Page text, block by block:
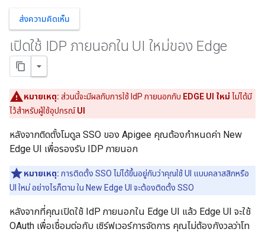
ส่งความคิดเห็น
เปิดใช้ IDP ภายนอกใน UI ใหม่ของ Edge
หมายเหตุ: ส่วนนี้จะมีผลกับการใช้ IdP ภายนอกกับ EDGE UI ใหม่ ไม่ได้มี
ไว้สำหรับผู้ใช้อุปกรณ์UI
หลังจากติดตั้งโมดูล SSO ของ Apigee คุณต้องกำหนดค่า New
Edge UI เพื่อรองรับ IDP ภายนอก
หมายเหตุ: การติดตั้ง SSO ไม่ได้ขึ้นอยู่กับว่าคุณใช้ UI แบบคลาสสิกหรือ
UI ใหม่ อย่างไรก็ตาม ใน New Edge UI จะต้องติดตั้ง SSO
หลังจากที่คุณเปิดใช้ IdP ภายนอกใน Edge UI แล้ว Edge UI จะใช้
OAuth เพื่อเชื่อมต่อกับ เซิร์ฟเวอร์การจัดการ คุณไม่ต้องกังวลว่าโท